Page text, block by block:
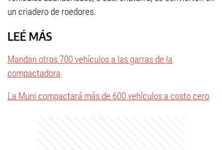
un criadero de roedores.
LEÉ MÁS
Mandan otros 700 vehículos a las garras de la
compactadora
La Muni compactará más de 600 vehículos a costo cero